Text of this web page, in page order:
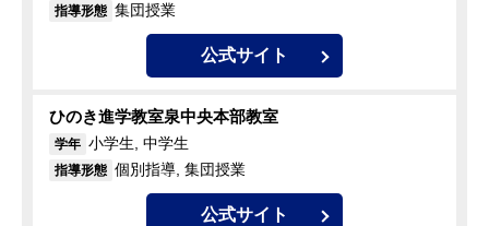
指導形態 集団授業
公式サイト
ひのき進学教室泉中央本部教室
学年 小学生, 中学生
指導形態 個別指導, 集団授業
公式サイト